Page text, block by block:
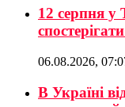
12 серпня у
06.08.2026,
В Україні